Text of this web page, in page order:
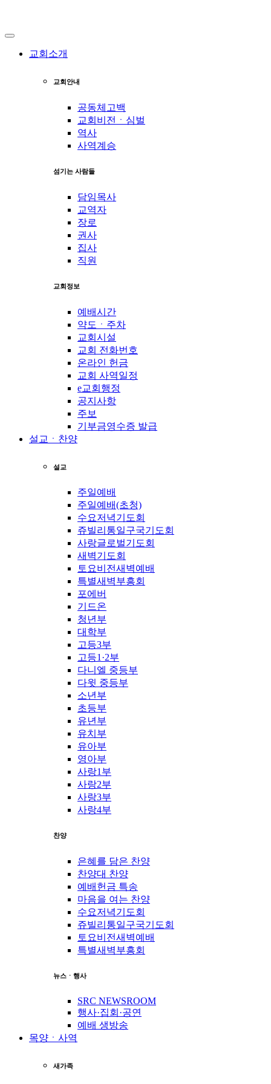
교회소개
교회안내
공동체고백
교회비전ㆍ심벌
역사
사역계승
섬기는 사람들
담임목사
교역자
장로
권사
집사
직원
교회정보
예배시간
약도ㆍ주차
교회시설
교회 전화번호
온라인 헌금
교회 사역일정
e교회행정
공지사항
주보
기부금영수증 발급
설교ㆍ찬양
설교
주일예배
주일예배(초청)
수요저녁기도회
쥬빌리통일구국기도회
사랑글로벌기도회
새벽기도회
토요비전새벽예배
특별새벽부흥회
포에버
기드온
청년부
대학부
고등3부
고등1·2부
다니엘 중등부
다윗 중등부
소년부
초등부
유년부
유치부
유아부
영아부
사랑1부
사랑2부
사랑3부
사랑4부
찬양
은혜를 담은 찬양
찬양대 찬양
예배헌금 특송
마음을 여는 찬양
수요저녁기도회
쥬빌리통일구국기도회
토요비전새벽예배
특별새벽부흥회
뉴스ㆍ행사
SRC NEWSROOM
행사·집회·공연
예배 생방송
목양ㆍ사역
새가족